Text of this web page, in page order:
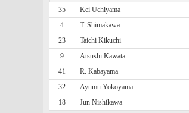
35 Kei Uchiyama
4
T. Shimakawa
23
Taichi Kikuchi
9
Atsushi Kawata
41
R. Kabayama
32
Ayumu Yokoyama
18
Jun Nishikawa